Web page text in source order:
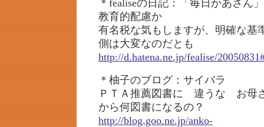
＊fealiseの日記：「毎日かあさん
教育的配慮か
有名税な気もしますが、明確な基
側は大変なのだとも
http://d.hatena.ne.jp/fealise/
＊柚子のブログ：サイバラ
ＰＴＡ推薦図書に 違うな お母
から何図書になるの？
http://blog.goo.ne.jp/anko-